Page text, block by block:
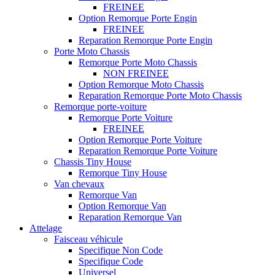
FREINEE
Option Remorque Porte Engin
FREINEE
Reparation Remorque Porte Engin
Porte Moto Chassis
Remorque Porte Moto Chassis
NON FREINEE
Option Remorque Moto Chassis
Reparation Remorque Porte Moto Chassis
Remorque porte-voiture
Remorque Porte Voiture
FREINEE
Option Remorque Porte Voiture
Reparation Remorque Porte Voiture
Chassis Tiny House
Remorque Tiny House
Van chevaux
Remorque Van
Option Remorque Van
Reparation Remorque Van
Attelage
Faisceau véhicule
Specifique Non Code
Specifique Code
Universel